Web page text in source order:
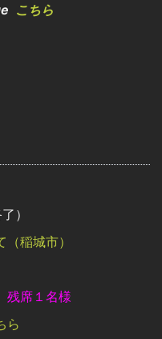
こちら
）
稲城市）
残席１名様
ら